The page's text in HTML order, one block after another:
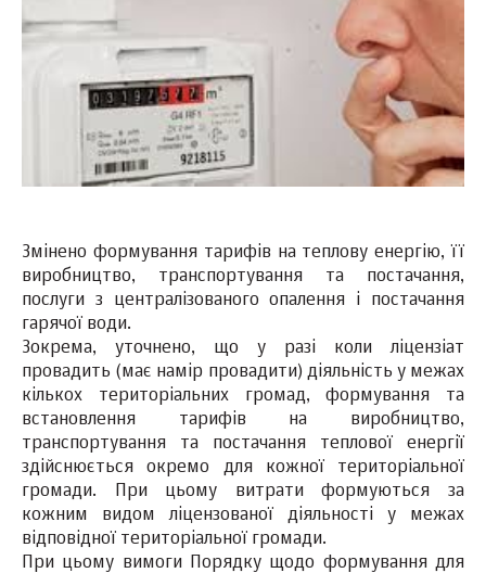
Змінено формування тарифів на теплову енергію, її
виробництво, транспортування та постачання,
послуги з централізованого опалення і постачання
гарячої води.
Зокрема, уточнено, що у разі коли ліцензіат
провадить (має намір провадити) діяльність у межах
кількох територіальних громад, формування та
встановлення тарифів на виробництво,
транспортування та постачання теплової енергії
здійснюється окремо для кожної територіальної
громади. При цьому витрати формуються за
кожним видом ліцензованої діяльності у межах
відповідної територіальної громади.
При цьому вимоги Порядку щодо формування для